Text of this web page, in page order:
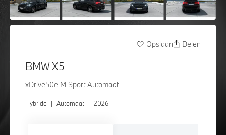
Opslaan Delen
BMW X5
xDrive50e M Sport Automaat
Hybride | Automaat | 2026